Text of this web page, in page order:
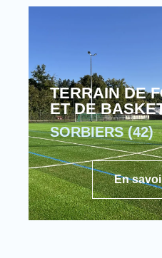
TERRAIN DE
ET DE
SORBIERS (42)
En